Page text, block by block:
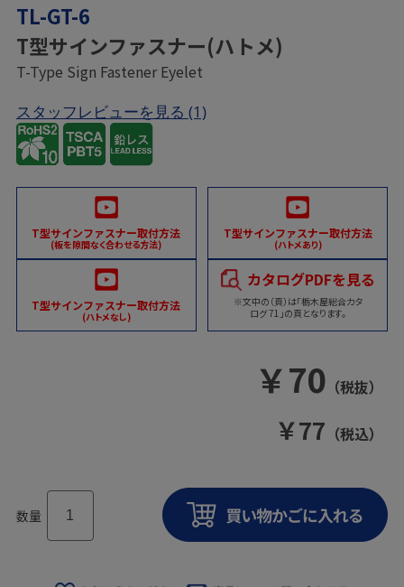
TL-GT-6
T型サインファスナー(ハトメ)
T-Type Sign Fastener Eyelet
スタッフレビューを見る (1)
T型サインファスナー取付方法
(板を隙間なく合わせる方法)
T型サインファスナー取付方法
(ハトメあり)
T型サインファスナー取付方法
(ハトメなし)
カタログPDFを見る
※文中の（頁）は「栃木屋総合カタ
ログ 71」の頁となります。
￥70 （税抜）
￥77 （税込）
数量